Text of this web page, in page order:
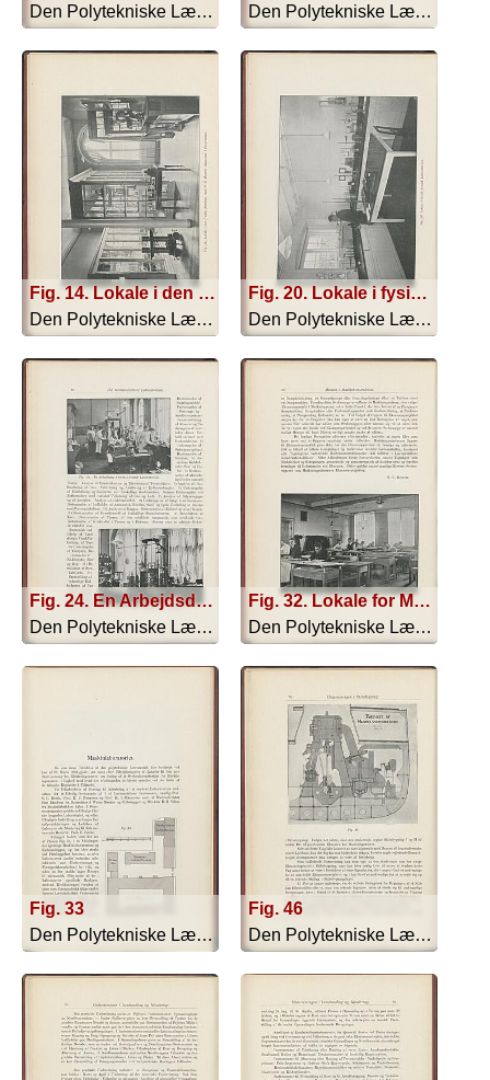
Den Polytekniske Læreanstalt - 1910
Den Polytekniske Læreanstalt - 1910
Fig. 14. Lokale i den fysiske Samling, med H. C. Ørsteds Apparater i Forgrunden
Den Polytekniske Læreanstalt - 1910
Fig. 20. Lokale i fysisk-kemisk Laboratorium
Den Polytekniske Læreanstalt - 1910
Fig. 24. En Arbejdsdag i teknisk-kemisk Laboratorium
Den Polytekniske Læreanstalt - 1910
Fig. 32. Lokale for Maskinkonstruktion
Den Polytekniske Læreanstalt - 1910
Fig. 33
Den Polytekniske Læreanstalt - 1910
Fig. 46
Den Polytekniske Læreanstalt - 1910